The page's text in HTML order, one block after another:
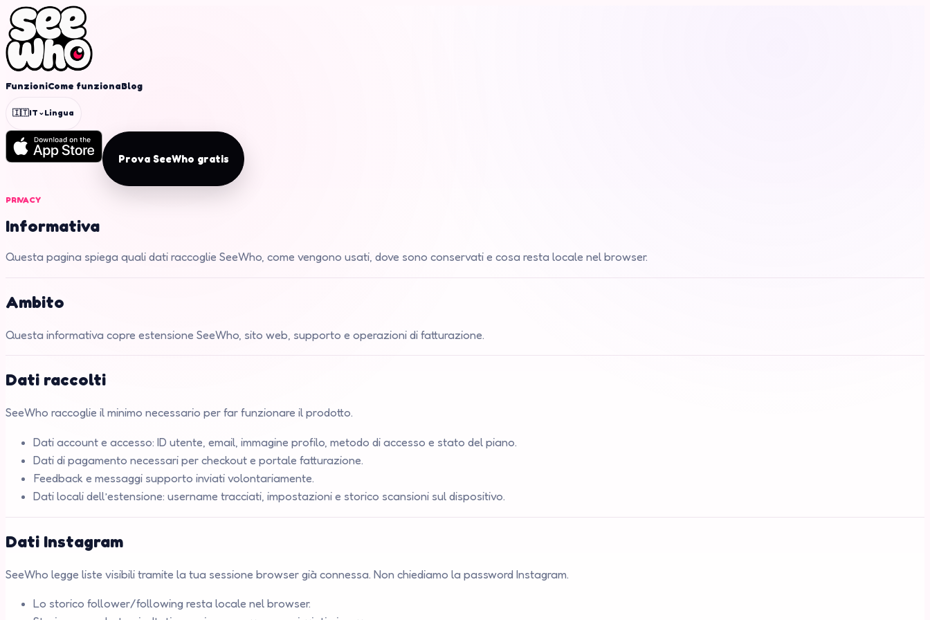
FunzioniCome funzionaBlog
🇮🇹IT ⌄Lingua
Prova SeeWho gratis
PRIVACY
Informativa
Questa pagina spiega quali dati raccoglie SeeWho, come vengono usati, dove sono conservati e cosa resta locale nel browser.
Ambito
Questa informativa copre estensione SeeWho, sito web, supporto e operazioni di fatturazione.
Dati raccolti
SeeWho raccoglie il minimo necessario per far funzionare il prodotto.
Dati account e accesso: ID utente, email, immagine profilo, metodo di accesso e stato del piano.
Dati di pagamento necessari per checkout e portale fatturazione.
Feedback e messaggi supporto inviati volontariamente.
Dati locali dell’estensione: username tracciati, impostazioni e storico scansioni sul dispositivo.
Dati Instagram
SeeWho legge liste visibili tramite la tua sessione browser già connessa. Non chiediamo la password Instagram.
Lo storico follower/following resta locale nel browser.